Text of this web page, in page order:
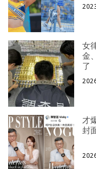
女
金
了
才
封